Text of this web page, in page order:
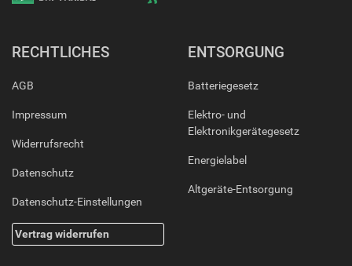
RECHTLICHES
AGB
Impressum
Widerrufsrecht
Datenschutz
Datenschutz-Einstellungen
Vertrag widerrufen
ENTSORGUNG
Batteriegesetz
Elektro- und
Elektronikgerätegesetz
Energielabel
Altgeräte-Entsorgung